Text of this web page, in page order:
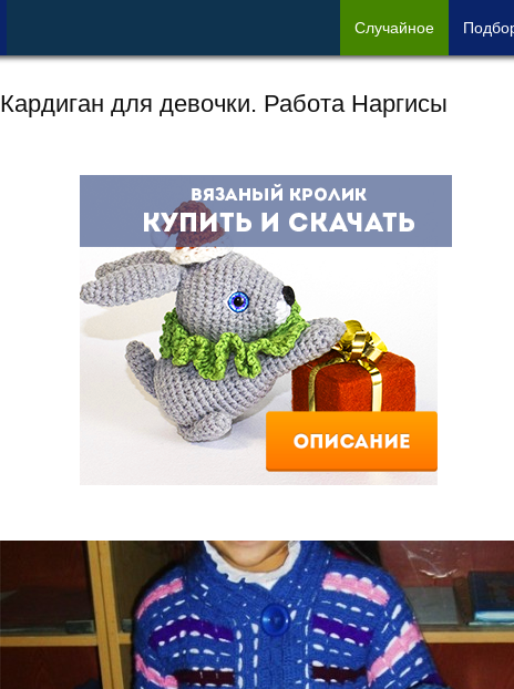
Кардиган для девочки. Работа Наргисы
Случайное Под